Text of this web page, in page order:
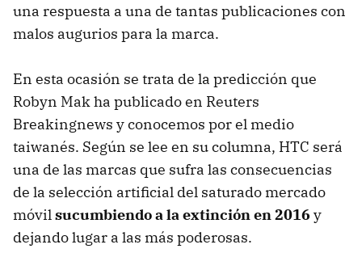
una respuesta a una de tantas publicaciones con
malos augurios para la marca.
En esta ocasión se trata de la predicción que
Robyn Mak ha publicado en Reuters
Breakingnews y conocemos por el medio
taiwanés. Según se lee en su columna, HTC será
una de las marcas que sufra las consecuencias
de la selección artificial del saturado mercado
móvilsucumbiendo a la extinción en 2016 y
dejando lugar a las más poderosas.